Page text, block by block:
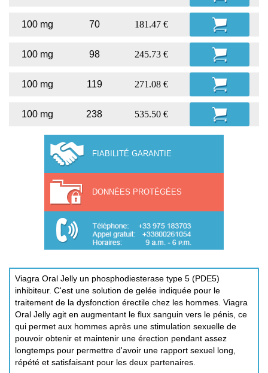
100 mg 70 181.47 €
100 mg 98 245.73 €
100 mg 119 271.08 €
100 mg 238 535.50 €
FIABILITÉ GARANTIE
DONNÉES PROTÉGÉES
Viagra Oral Jelly un phosphodiesterase type 5 (PDE5)
inhibiteur. C'est une solution de gelée indiquée pour le
traitement de la dysfonction érectile chez les hommes. Viagra
Oral Jelly agit en augmentant le flux sanguin vers le pénis, ce
qui permet aux hommes après une stimulation sexuelle de
pouvoir obtenir et maintenir une érection pendant assez
longtemps pour permettre d'avoir une rapport sexuel long,
répété et satisfaisant pour les deux partenaires.